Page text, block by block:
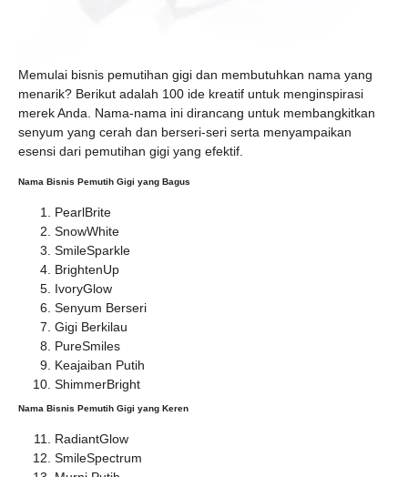
Memulai bisnis pemutihan gigi dan membutuhkan nama yang
menarik? Berikut adalah 100 ide kreatif untuk menginspirasi
merek Anda. Nama-nama ini dirancang untuk membangkitkan
senyum yang cerah dan berseri-seri serta menyampaikan
esensi dari pemutihan gigi yang efektif.
Nama Bisnis Pemutih Gigi yang Bagus
PearlBrite
SnowWhite
SmileSparkle
BrightenUp
IvoryGlow
Senyum Berseri
Gigi Berkilau
PureSmiles
Keajaiban Putih
ShimmerBright
Nama Bisnis Pemutih Gigi yang Keren
RadiantGlow
SmileSpectrum